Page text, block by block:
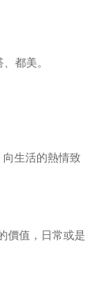
都美。
生活的熱情致
價值，日常或是